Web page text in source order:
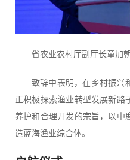
省农业农村厅副厅长童加
致辞中表明，在乡村振兴
正积极探索渔业转型发展新路
养护和合理开发的宗旨，以中
造蓝海渔业综合体。